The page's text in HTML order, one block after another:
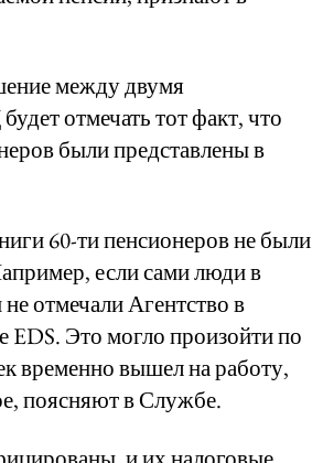
между двумя
отмечать тот факт, что
были представлены в
60-ти пенсионеров не были
если сами люди в
отмечали Агентство в
EDS. Это могло произойти по
временно вышел на работу,
поясняют в Службе.